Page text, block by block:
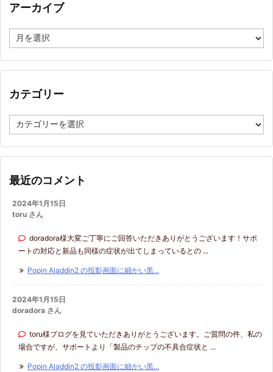
アーカイブ
ー
イ
カテゴリー
テ
リ
最近のコメント
2024年1月15日
toru さん
doradora様大変ご丁寧にご回答いただきありがとうございます！サポ
ートの対応と新品も同様の症状が出てしまっているとの ...
Popin Aladdin2 の投影画面に細かい黒...
2024年1月15日
doradora さん
toru様ブログを見ていただきありがとうございます。ご質問の件、私の
場合ですが、サポートより「製品のチップの不具合症状と ...
Popin Aladdin2 の投影画面に細かい黒...